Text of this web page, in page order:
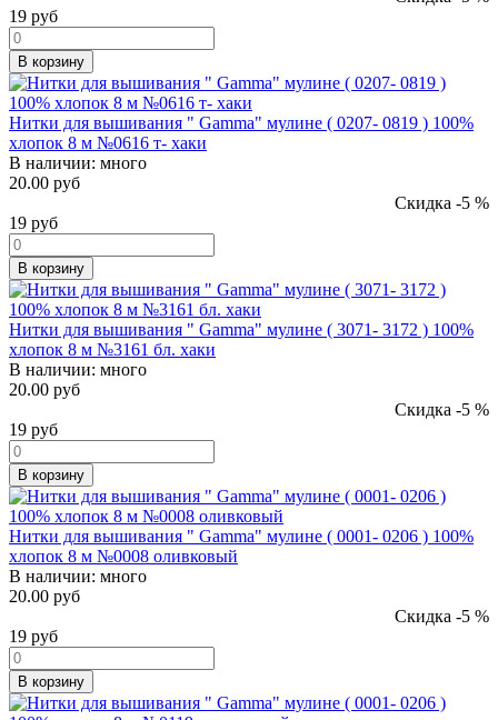
19 руб
В корзину
Нитки для вышивания " Gamma" мулине ( 0207- 0819 ) 100%
хлопок 8 м №0616 т- хаки
В наличии: много
20.00 руб
Скидка -5 %
19 руб
В корзину
Нитки для вышивания " Gamma" мулине ( 3071- 3172 ) 100%
хлопок 8 м №3161 бл. хаки
В наличии: много
20.00 руб
Скидка -5 %
19 руб
В корзину
Нитки для вышивания " Gamma" мулине ( 0001- 0206 ) 100%
хлопок 8 м №0008 оливковый
В наличии: много
20.00 руб
Скидка -5 %
19 руб
В корзину